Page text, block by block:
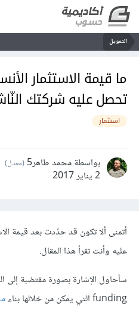
التمويل
ما قيمة الاستثمار
تحصل عليه شركتك
استثمار
بواسطة محمد طاهر5 (معدل)
2 يناير 2017
أتمنى ألا تكون قد حدّدت بعد قيمة
عليه وأنت تقرأ هذا المقال.
funding التي يمكن من خلالها بناء